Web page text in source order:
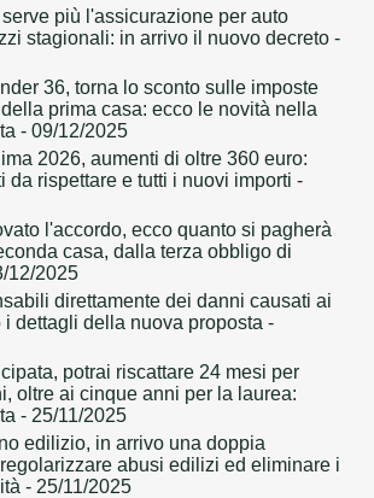
più l'assicurazione per auto
stagionali: in arrivo il nuovo decreto -
36, torna lo sconto sulle imposte
prima casa: ecco le novità nella
- 09/12/2025
2026, aumenti di oltre 360 euro:
da rispettare e tutti i nuovi importi -
l'accordo, ecco quanto si pagherà
casa, dalla terza obbligo di
12/2025
direttamente dei danni causati ai
i dettagli della nuova proposta -
potrai riscattare 24 mesi per
oltre ai cinque anni per la laurea:
- 25/11/2025
edilizio, in arrivo una doppia
abusi edilizi ed eliminare i
- 25/11/2025